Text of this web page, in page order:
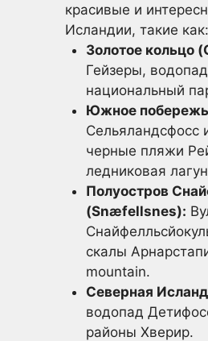
красивые и
Исландии, такие как:
Золотое кольцо
Гейзеры,
национальный
Южное
Сельяландсфосс
черные пляжи
ледниковая
Полуостров
(Snæfellsnes):
скалы
mountain.
Северная
водопад
районы Хверир.